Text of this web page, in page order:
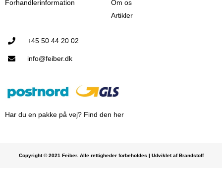
Forhandlerinformation
Om os
Artikler
+45 50 44 20 02
info@feiber.dk
Har du en pakke på vej? Find den her
Copyright © 2021 Feiber. Alle rettigheder forbeholdes | Udviklet af Brandstoff